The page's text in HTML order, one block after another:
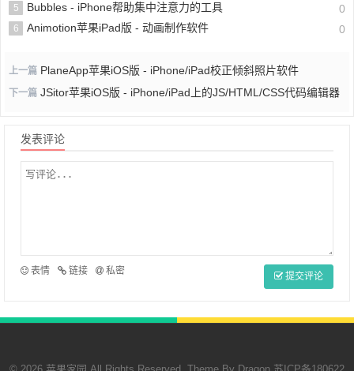
5 Bubbles - iPhone帮助集中注意力的工具 0
6 Animotion苹果iPad版 - 动画制作软件 0
上一篇 PlaneApp苹果iOS版 - iPhone/iPad校正倾斜照片软件
下一篇 JSitor苹果iOS版 - iPhone/iPad上的JS/HTML/CSS代码编辑器
发表评论
表情 链接 私密 提交评论